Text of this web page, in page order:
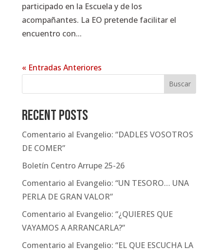
participado en la Escuela y de los
acompañantes. La EO pretende facilitar el
encuentro con...
« Entradas Anteriores
Buscar
Recent Posts
Comentario al Evangelio: “DADLES VOSOTROS
DE COMER”
Boletín Centro Arrupe 25-26
Comentario al Evangelio: “UN TESORO… UNA
PERLA DE GRAN VALOR”
Comentario al Evangelio: “¿QUIERES QUE
VAYAMOS A ARRANCARLA?”
Comentario al Evangelio: “EL QUE ESCUCHA LA